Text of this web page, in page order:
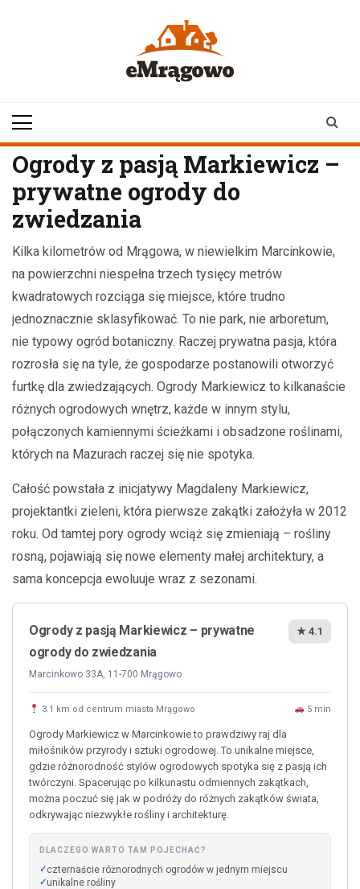
Ogrody z pasją Markiewicz –
prywatne ogrody do
zwiedzania
Kilka kilometrów od Mrągowa, w niewielkim Marcinkowie,
na powierzchni niespełna trzech tysięcy metrów
kwadratowych rozciąga się miejsce, które trudno
jednoznacznie sklasyfikować. To nie park, nie arboretum,
nie typowy ogród botaniczny. Raczej prywatna pasja, która
rozrosła się na tyle, że gospodarze postanowili otworzyć
furtkę dla zwiedzających. Ogrody Markiewicz to kilkanaście
różnych ogrodowych wnętrz, każde w innym stylu,
połączonych kamiennymi ścieżkami i obsadzone roślinami,
których na Mazurach raczej się nie spotyka.
Całość powstała z inicjatywy Magdaleny Markiewicz,
projektantki zieleni, która pierwsze zakątki założyła w 2012
roku. Od tamtej pory ogrody wciąż się zmieniają – rośliny
rosną, pojawiają się nowe elementy małej architektury, a
sama koncepcja ewoluuje wraz z sezonami.
Ogrody z pasją Markiewicz – prywatne
ogrody do zwiedzania
Marcinkowo 33A, 11-700 Mrągowo
★ 4.1
3.1 km od centrum miasta Mrągowo 5 min
Ogrody Markiewicz w Marcinkowie to prawdziwy raj dla
miłośników przyrody i sztuki ogrodowej. To unikalne miejsce,
gdzie różnorodność stylów ogrodowych spotyka się z pasją ich
twórczyni. Spacerując po kilkunastu odmiennych zakątkach,
można poczuć się jak w podróży do różnych zakątków świata,
odkrywając niezwykłe rośliny i architekturę.
DLACZEGO WARTO TAM POJECHAĆ?
czternaście różnorodnych ogrodów w jednym miejscu
unikalne rośliny